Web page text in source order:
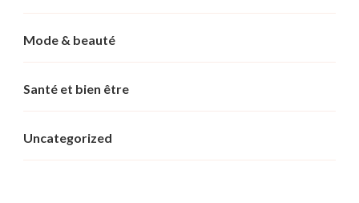
Mode & beauté
Santé et bien être
Uncategorized